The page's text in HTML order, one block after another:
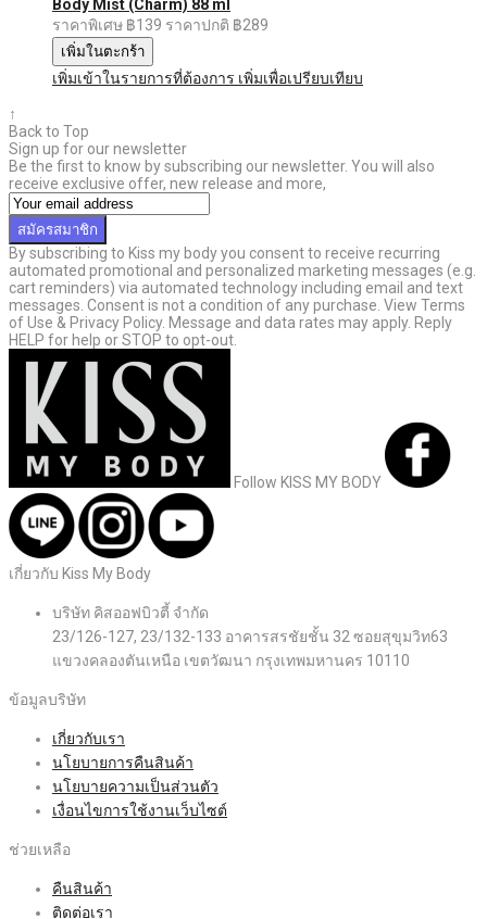
Body Mist (Charm) 88 ml
ราคาพิเศษ ฿139 ราคาปกติ ฿289
เพิ่มในตะกร้า
เพิ่มเข้าในรายการที่ต้องการ เพิ่มเพื่อเปรียบเทียบ
↑
Back to Top
Sign up for our newsletter
Be the first to know by subscribing our newsletter. You will also
receive exclusive offer, new release and more,
สมัครสมาชิก
By subscribing to Kiss my body you consent to receive recurring
automated promotional and personalized marketing messages (e.g.
cart reminders) via automated technology including email and text
messages. Consent is not a condition of any purchase. View Terms
of Use & Privacy Policy. Message and data rates may apply. Reply
HELP for help or STOP to opt-out.
Follow KISS MY BODY
เกี่ยวกับ Kiss My Body
บริษัท คิสออฟบิวตี้ จำกัด
23/126-127, 23/132-133 อาคารสรชัยชั้น 32 ซอยสุขุมวิท63
แขวงคลองตันเหนือ เขตวัฒนา กรุงเทพมหานคร 10110
ข้อมูลบริษัท
เกี่ยวกับเรา
นโยบายการคืนสินค้า
นโยบายความเป็นส่วนตัว
เงื่อนไขการใช้งานเว็บไซต์
ช่วยเหลือ
คืนสินค้า
ติดต่อเรา